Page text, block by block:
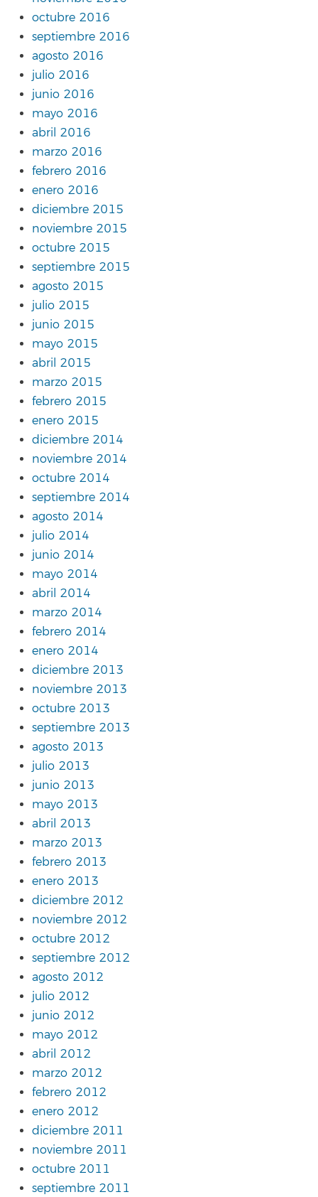
octubre 2016
septiembre 2016
agosto 2016
julio 2016
junio 2016
mayo 2016
abril 2016
marzo 2016
febrero 2016
enero 2016
diciembre 2015
noviembre 2015
octubre 2015
septiembre 2015
agosto 2015
julio 2015
junio 2015
mayo 2015
abril 2015
marzo 2015
febrero 2015
enero 2015
diciembre 2014
noviembre 2014
octubre 2014
septiembre 2014
agosto 2014
julio 2014
junio 2014
mayo 2014
abril 2014
marzo 2014
febrero 2014
enero 2014
diciembre 2013
noviembre 2013
octubre 2013
septiembre 2013
agosto 2013
julio 2013
junio 2013
mayo 2013
abril 2013
marzo 2013
febrero 2013
enero 2013
diciembre 2012
noviembre 2012
octubre 2012
septiembre 2012
agosto 2012
julio 2012
junio 2012
mayo 2012
abril 2012
marzo 2012
febrero 2012
enero 2012
diciembre 2011
noviembre 2011
octubre 2011
septiembre 2011